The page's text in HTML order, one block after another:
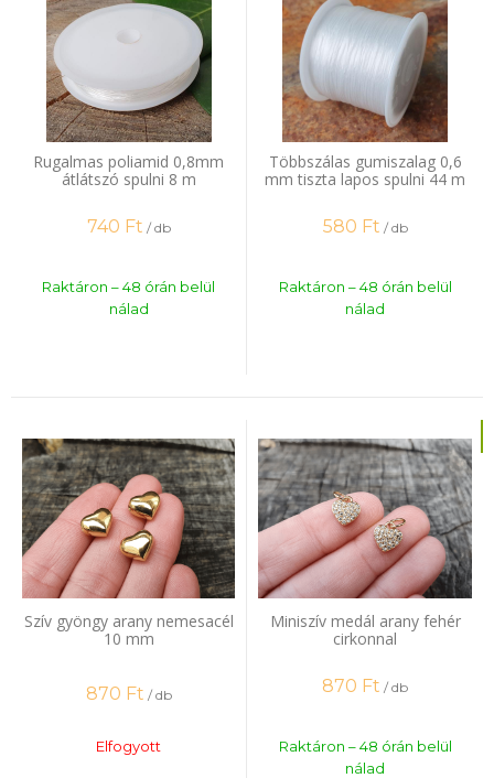
Rugalmas poliamid 0,8mm
átlátszó spulni 8 m
740 Ft / db
Raktáron – 48 órán belül
nálad
Többszálas gumiszalag 0,6
mm tiszta lapos spulni 44 m
580 Ft / db
Raktáron – 48 órán belül
nálad
Szív gyöngy arany nemesacél
10 mm
870 Ft / db
Elfogyott
Miniszív medál arany fehér
cirkonnal
870 Ft / db
Raktáron – 48 órán belül
nálad